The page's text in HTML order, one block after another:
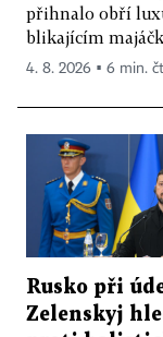
přihnalo obří
blikajícím
4. 8. 2026 ▪ 6 min.
Rusko při
Zelenskyj